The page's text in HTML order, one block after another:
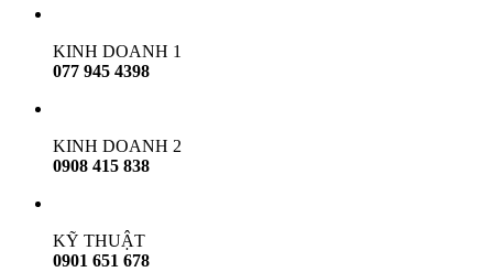
KINH DOANH 1
077 945 4398
KINH DOANH 2
0908 415 838
KỸ THUẬT
0901 651 678